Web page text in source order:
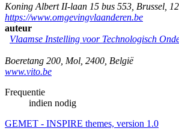
Koning Albert II-laan 15 bus 553 Brussel
https://www.omgevingvlaanderen.be
auteur
Vlaamse Instelling voor Technologisch
Boeretang 200 Mol 2400 België
www.vito.be
Frequentie
indien nodig
GEMET - INSPIRE themes, version 1.0